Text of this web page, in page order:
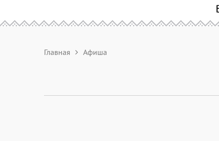
Главная Афиша